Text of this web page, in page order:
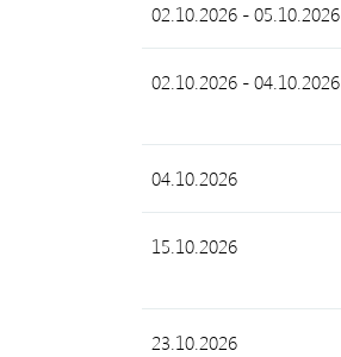
02.10.2026 - 05.10.2026
02.10.2026 - 04.10.2026
04.10.2026
15.10.2026
23.10.2026